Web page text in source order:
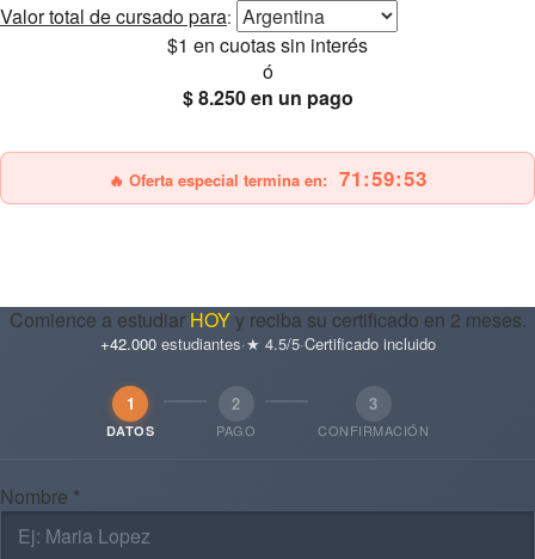
Valor total de cursado para:
$1 en cuotas sin interés
ó
$ 8.250en un pago
🔥 Oferta especial termina en: 71:59:52
Comience a estudiar HOYy reciba su certificado en 2 meses.
+42.000estudiantes·★ 4.5/5·Certificado incluido
1
DATOS
2
PAGO
3
CONFIRMACIÓN
Nombre *